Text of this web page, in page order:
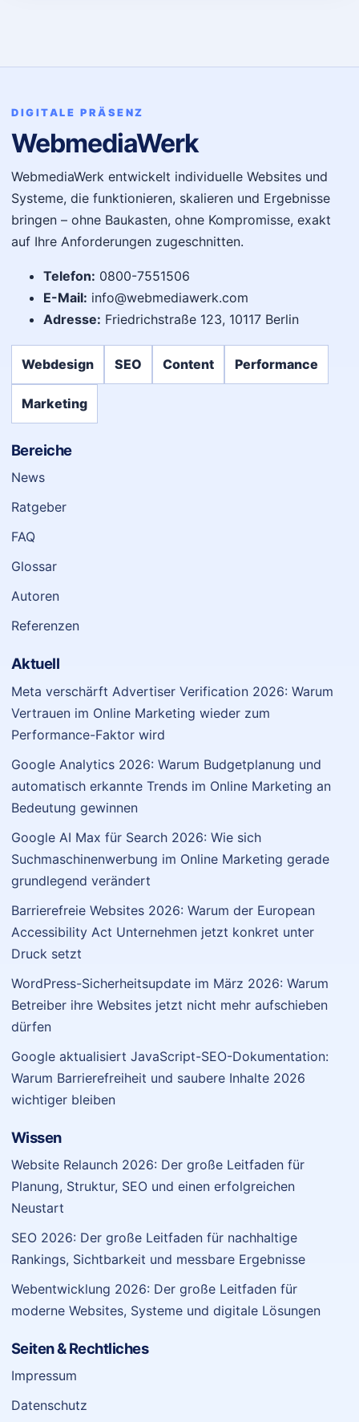
DIGITALE PRÄSENZ
WebmediaWerk
WebmediaWerk entwickelt individuelle Websites und
Systeme, die funktionieren, skalieren und Ergebnisse
bringen – ohne Baukasten, ohne Kompromisse, exakt
auf Ihre Anforderungen zugeschnitten.
Telefon: 0800-7551506
E-Mail: info@webmediawerk.com
Adresse: Friedrichstraße 123, 10117 Berlin
Webdesign SEO Content Performance
Marketing
Bereiche
News
Ratgeber
FAQ
Glossar
Autoren
Referenzen
Aktuell
Meta verschärft Advertiser Verification 2026: Warum
Vertrauen im Online Marketing wieder zum
Performance-Faktor wird
Google Analytics 2026: Warum Budgetplanung und
automatisch erkannte Trends im Online Marketing an
Bedeutung gewinnen
Google AI Max für Search 2026: Wie sich
Suchmaschinenwerbung im Online Marketing gerade
grundlegend verändert
Barrierefreie Websites 2026: Warum der European
Accessibility Act Unternehmen jetzt konkret unter
Druck setzt
WordPress-Sicherheitsupdate im März 2026: Warum
Betreiber ihre Websites jetzt nicht mehr aufschieben
dürfen
Google aktualisiert JavaScript-SEO-Dokumentation:
Warum Barrierefreiheit und saubere Inhalte 2026
wichtiger bleiben
Wissen
Website Relaunch 2026: Der große Leitfaden für
Planung, Struktur, SEO und einen erfolgreichen
Neustart
SEO 2026: Der große Leitfaden für nachhaltige
Rankings, Sichtbarkeit und messbare Ergebnisse
Webentwicklung 2026: Der große Leitfaden für
moderne Websites, Systeme und digitale Lösungen
Seiten & Rechtliches
Impressum
Datenschutz